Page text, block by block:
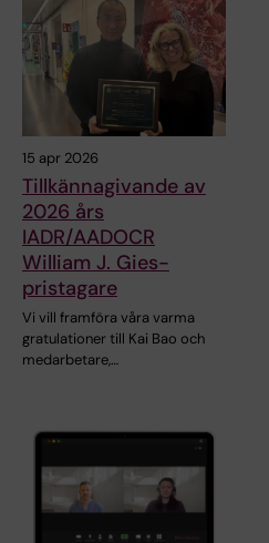
15 apr 2026
Tillkännagivande av
2026 års
IADR/AADOCR
William J. Gies-
pristagare
Vi vill framföra våra varma
gratulationer till Kai Bao och
medarbetare,…